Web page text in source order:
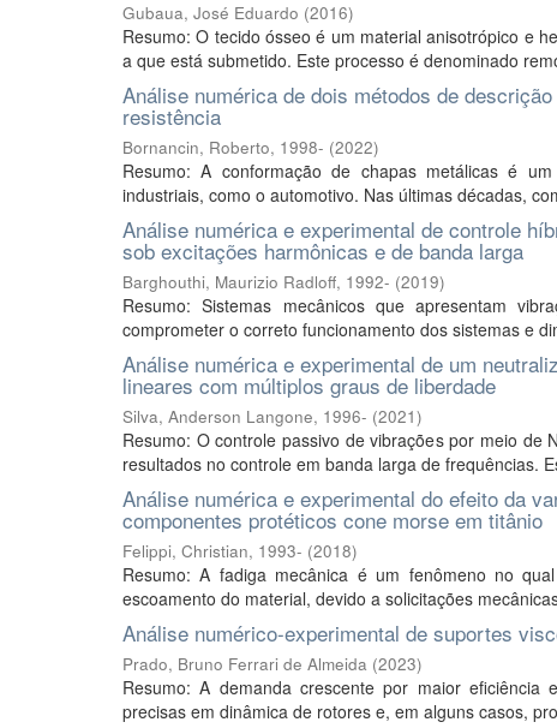
Gubaua, José Eduardo (2016)
Resumo: O tecido ósseo é um material anisotrópico e
a que está submetido. Este processo é denominado
Análise numérica de dois métodos de
resistência
Bornancin, Roberto, 1998- (2022)
Resumo: A conformação de chapas metálicas é
industriais, como o automotivo. Nas últimas décadas,
Análise numérica e experimental de controle
sob excitações harmônicas e de banda larga
Barghouthi, Maurizio Radloff, 1992- (2019)
Resumo: Sistemas mecânicos que apresentam
comprometer o correto funcionamento dos sistemas e
Análise numérica e experimental de um
lineares com múltiplos graus de liberdade
Silva, Anderson Langone, 1996- (2021)
Resumo: O controle passivo de vibrações por meio de
resultados no controle em banda larga de frequências.
Análise numérica e experimental do efeito da
componentes protéticos cone morse em titânio
Felippi, Christian, 1993- (2018)
Resumo: A fadiga mecânica é um fenômeno no
escoamento do material, devido a solicitações
Análise numérico-experimental de suportes
Prado, Bruno Ferrari de Almeida (2023)
Resumo: A demanda crescente por maior
precisas em dinâmica de rotores e, em alguns casos,